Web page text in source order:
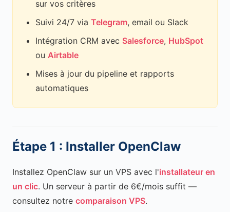
sur vos critères
Suivi 24/7 via Telegram, email ou Slack
Intégration CRM avec Salesforce, HubSpot
ou Airtable
Mises à jour du pipeline et rapports
automatiques
Étape 1 : Installer OpenClaw
Installez OpenClaw sur un VPS avec l'installateur en
un clic. Un serveur à partir de 6€/mois suffit —
consultez notre comparaison VPS.